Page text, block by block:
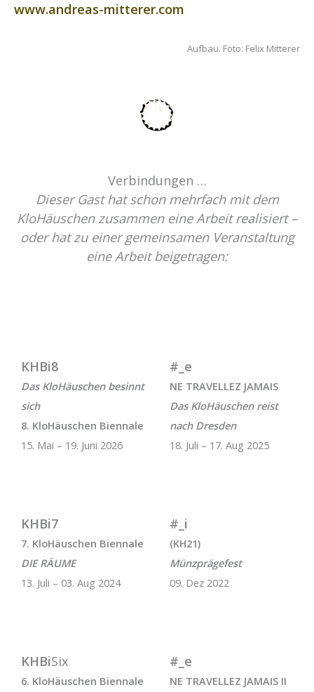
www.andreas-mitterer.com
Aufbau. Foto: Felix Mitterer
Verbindungen …
Dieser Gast hat schon mehrfach mit dem
KloHäuschen zusammen eine Arbeit realisiert –
oder hat zu einer gemeinsamen Veranstaltung
eine Arbeit beigetragen:
KHBi8
Das KloHäuschen besinnt
sich
8. KloHäuschen Biennale
15. Mai – 19. Juni 2026
#_e
NE TRAVELLEZ JAMAIS
Das KloHäuschen reist
nach Dresden
18. Juli – 17. Aug 2025
KHBi7
7. KloHäuschen Biennale
DIE RÄUME
13. Juli – 03. Aug 2024
#_i
(KH21)
Münzprägefest
09. Dez 2022
KHBiSix
6. KloHäuschen Biennale
#_e
NE TRAVELLEZ JAMAIS II